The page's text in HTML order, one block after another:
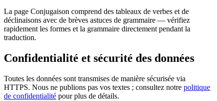
La page Conjugaison comprend des tableaux de verbes et de
déclinaisons avec de brèves astuces de grammaire — vérifiez
rapidement les formes et la grammaire directement pendant la
traduction.
Confidentialité et sécurité des données
Toutes les données sont transmises de manière sécurisée via
HTTPS. Nous ne publions pas vos textes ; consultez notre politique
de confidentialité pour plus de détails.